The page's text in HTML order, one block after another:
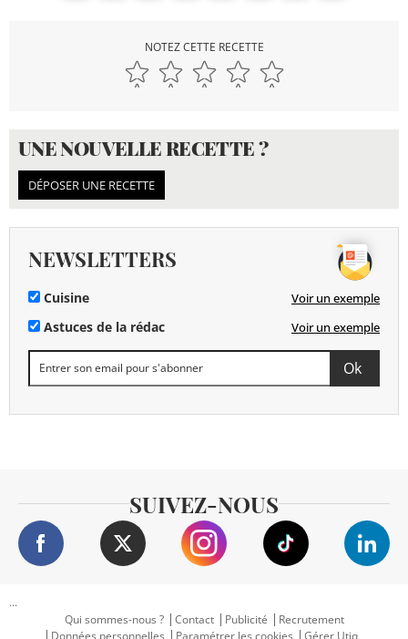
NOTEZ CETTE RECETTE
UNE NOUVELLE RECETTE ?
DÉPOSER UNE RECETTE
NEWSLETTERS
Cuisine Voir un exemple
Astuces de la rédac Voir un exemple
SUIVEZ-NOUS
...
Qui sommes-nous ?
Contact Publicité
Recrutement
Données personnelles
Paramétrer les cookies Gérer Utiq